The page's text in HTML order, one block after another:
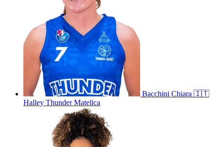
Bacchini Chiara 🇮🇹
Halley Thunder Matelica